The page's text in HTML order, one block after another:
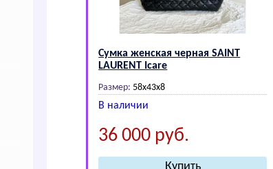
Сумка женская черная SАINТ
LАURЕNТ Icare
Размер: 58x43x8
В наличии
36 000 руб.